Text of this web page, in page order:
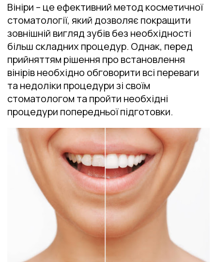
Вініри – це ефективний метод косметичної
стоматології, який дозволяє покращити
зовнішній вигляд зубів без необхідності
більш складних процедур. Однак, перед
прийняттям рішення про встановлення
вінірів необхідно обговорити всі переваги
та недоліки процедури зі своїм
стоматологом та пройти необхідні
процедури попередньої підготовки.